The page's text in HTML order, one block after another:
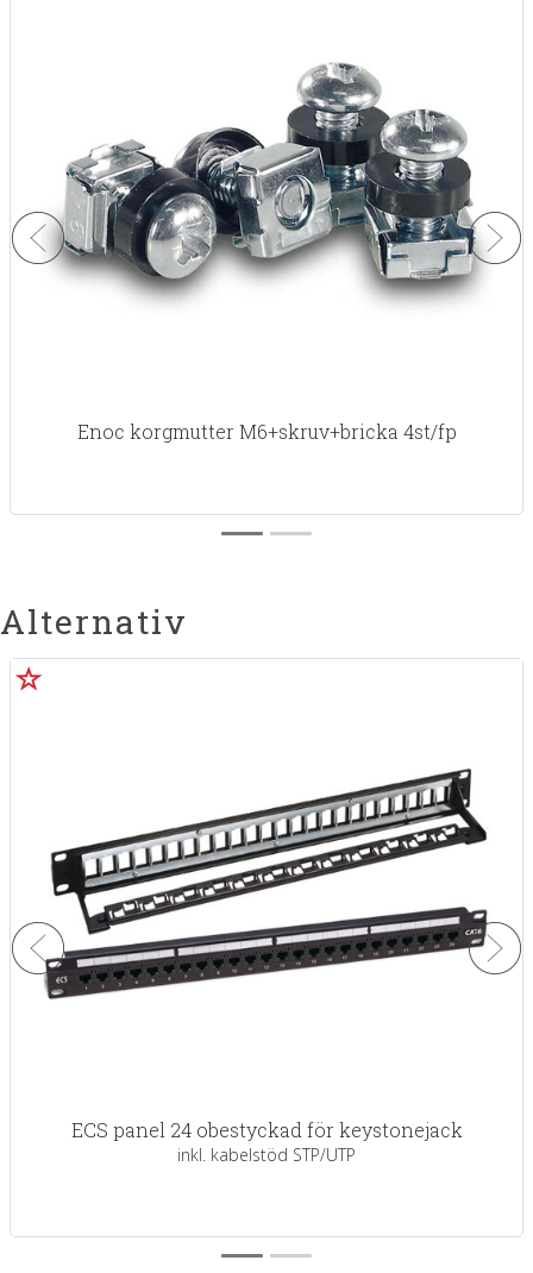
Enoc korgmutter M6+skruv+bricka 4st/fp
Alternativ
ECS panel 24 obestyckad för keystonejack
inkl. kabelstöd STP/UTP